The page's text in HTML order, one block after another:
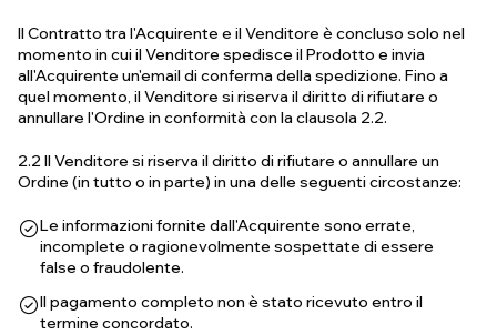
Il Contratto tra l'Acquirente e il Venditore è concluso solo nel
momento in cui il Venditore spedisce il Prodotto e invia
all'Acquirente un'email di conferma della spedizione. Fino a
quel momento, il Venditore si riserva il diritto di rifiutare o
annullare l'Ordine in conformità con la clausola 2.2.
2.2 Il Venditore si riserva il diritto di rifiutare o annullare un
Ordine (in tutto o in parte) in una delle seguenti circostanze:
Le informazioni fornite dall'Acquirente sono errate,
incomplete o ragionevolmente sospettate di essere
false o fraudolente.
Il pagamento completo non è stato ricevuto entro il
termine concordato.